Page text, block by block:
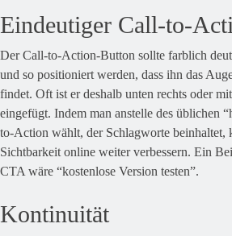
Eindeutiger Call-to-
Der Call-to-Action-Button sollte farblich
und so positioniert werden, dass ihn das
findet. Oft ist er deshalb unten rechts oder
eingefügt. Indem man anstelle des üblichen
to-Action wählt, der Schlagworte beinhaltet,
Sichtbarkeit online weiter verbessern. Ein
CTA wäre “kostenlose Version testen”.
Kontinuität